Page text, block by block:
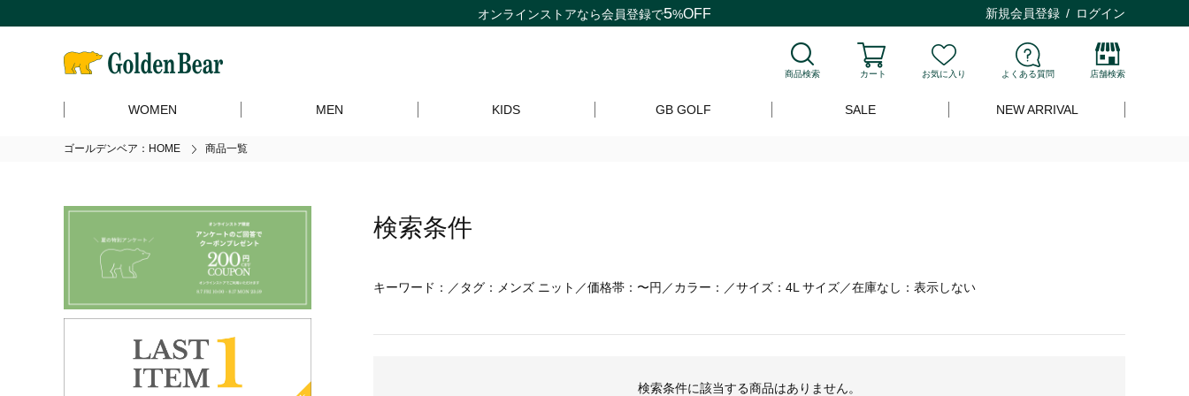
オンラインストアなら会員登録で5%OFF 新規会員登録 ログイン
商品検索 カート お気に入り よくある質問 店舗検索
WOMEN MEN KIDS GB GOLF SALE NEW ARRIVAL
ゴールデンベア：HOME 商品一覧
検索条件
キーワード：／タグ：メンズ ニット／価格帯：〜円／カラー：／サイズ：4L サイズ／在庫なし：表示しない
検索条件に該当する商品はありません。